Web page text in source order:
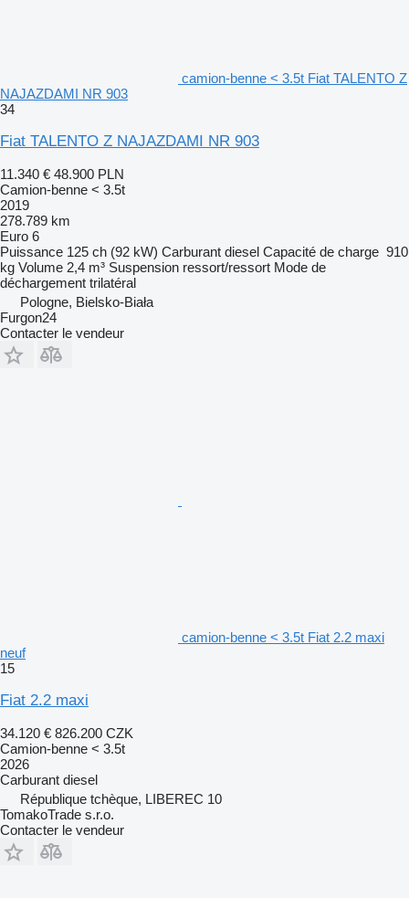
camion-benne < 3.5t Fiat TALENTO Z
NAJAZDAMI NR 903
34
Fiat TALENTO Z NAJAZDAMI NR 903
11.340 € 48.900 PLN
Camion-benne < 3.5t
2019
278.789 km
Euro 6
Puissance 125 ch (92 kW) Carburant diesel Capacité de charge 910
kg Volume 2,4 m³ Suspension ressort/ressort Mode de
déchargement trilatéral
Pologne, Bielsko-Biała
Furgon24
Contacter le vendeur
camion-benne < 3.5t Fiat 2.2 maxi
neuf
15
Fiat 2.2 maxi
34.120 € 826.200 CZK
Camion-benne < 3.5t
2026
Carburant diesel
République tchèque, LIBEREC 10
TomakoTrade s.r.o.
Contacter le vendeur